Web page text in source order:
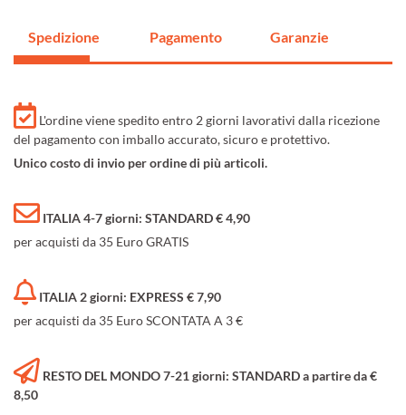
Spedizione Pagamento Garanzie
L'ordine viene spedito entro 2 giorni lavorativi dalla ricezione
del pagamento con imballo accurato, sicuro e protettivo.
Unico costo di invio per ordine di più articoli.
ITALIA 4-7 giorni: STANDARD € 4,90
per acquisti da 35 Euro GRATIS
ITALIA 2 giorni: EXPRESS € 7,90
per acquisti da 35 Euro SCONTATA A 3 €
RESTO DEL MONDO 7-21 giorni: STANDARD a partire da €
8,50